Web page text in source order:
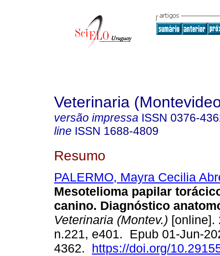
Veterinaria
versão impressa ISSN 0376-
line ISSN 1688-4809
Resumo
PALERMO, Mayra Cecilia
Mesotelioma papilar
canino. Diagnóstico
Veterinaria (Montev.) [online].
n.221, e401. Epub 01-Jun-
4362. https://doi.org/